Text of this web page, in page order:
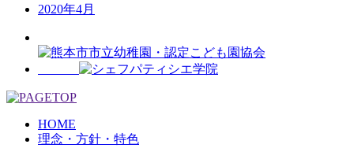
2020年4月
HOME
理念・方針・特色